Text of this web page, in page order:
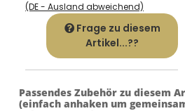
(DE - Ausland abweichend)
Frage zu diesem
Artikel...??
Passendes Zubehör zu diesem
(einfach anhaken um